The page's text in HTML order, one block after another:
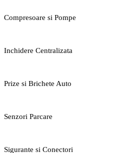
Compresoare si Pompe
Inchidere Centralizata
Prize si Brichete Auto
Senzori Parcare
Sigurante si Conectori